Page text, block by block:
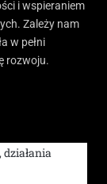
i wspieraniem
Zależy nam
w pełni
rozwoju.
działania